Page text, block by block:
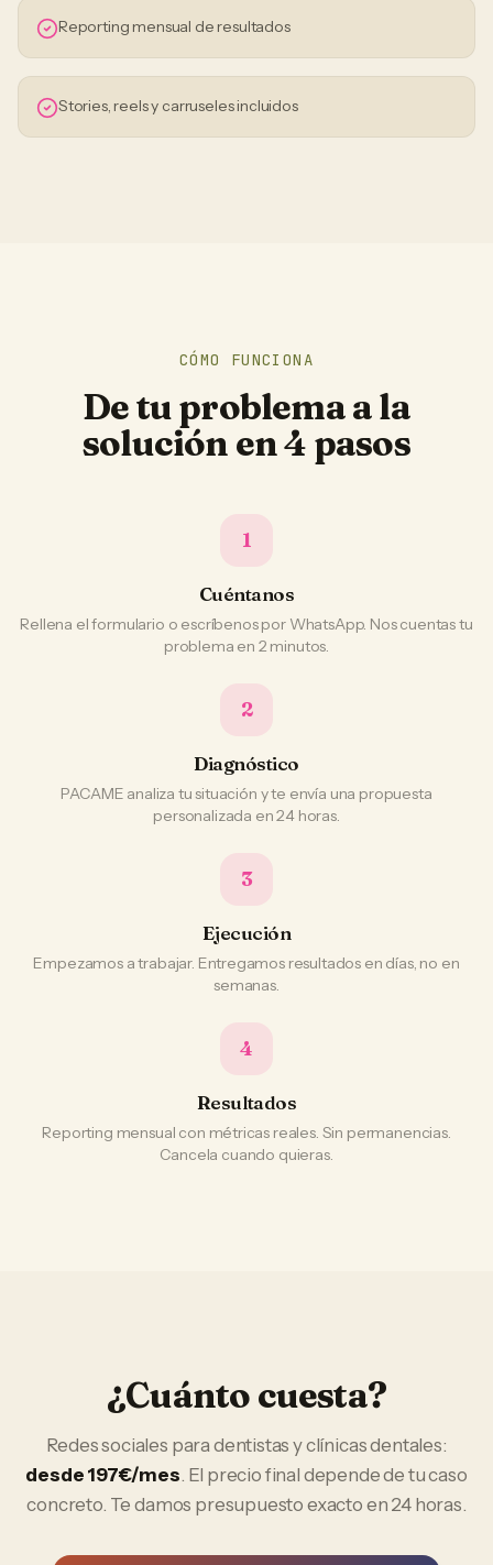
Reporting mensual de resultados
Stories, reels y carruseles incluidos
CÓMO FUNCIONA
De tu problema a la
solución en 4 pasos
1
Cuéntanos
Rellena el formulario o escríbenos por WhatsApp. Nos cuentas tu
problema en 2 minutos.
2
Diagnóstico
PACAME analiza tu situación y te envía una propuesta
personalizada en 24 horas.
3
Ejecución
Empezamos a trabajar. Entregamos resultados en días, no en
semanas.
4
Resultados
Reporting mensual con métricas reales. Sin permanencias.
Cancela cuando quieras.
¿Cuánto cuesta?
Redes sociales paradentistas y clínicas dentales:
desde 197€/mes. El precio final depende de tu caso
concreto. Te damos presupuesto exacto en 24 horas.